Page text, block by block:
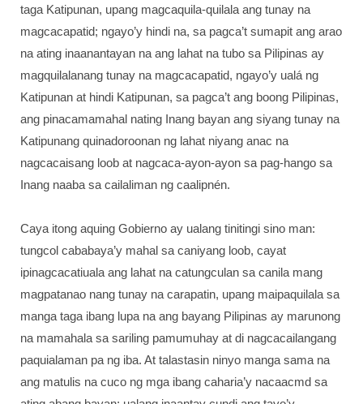
taga Katipunan, upang magcaquila-quilala ang tunay na
magcacapatid; ngayo’y hindi na, sa pagca’t sumapit ang arao
na ating inaanantayan na ang lahat na tubo sa Pilipinas ay
magquilalanang tunay na magcacapatid, ngayo’y ualá ng
Katipunan at hindi Katipunan, sa pagca’t ang boong Pilipinas,
ang pinacamamahal nating Inang bayan ang siyang tunay na
Katipunang quinadoroonan ng lahat niyang anac na
nagcacaisang loob at nagcaca-ayon-ayon sa pag-hango sa
Inang naaba sa cailaliman ng caalipnén.
Caya itong aquing Gobierno ay ualang tinitingi sino man:
tungcol cababaya’y mahal sa caniyang loob, cayat
ipinagcacatiuala ang lahat na catungculan sa canila mang
magpatanao nang tunay na carapatin, upang maipaquilala sa
manga taga ibang lupa na ang bayang Pilipinas ay marunong
na mamahala sa sariling pamumuhay at di nagcacailangang
paquialaman pa ng iba. At talastasin ninyo manga sama na
ang matulis na cuco ng mga ibang caharia’y nacaacmd sa